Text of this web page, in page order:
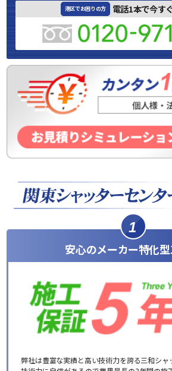
港区でお困りの方 電話1本で今す
1
安心のメーカー特化
弊社は豊富な実績と高い技術力を誇る三和シャ